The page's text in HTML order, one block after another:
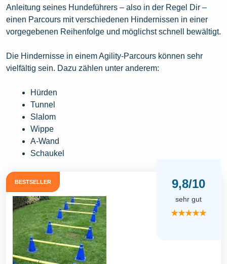
Anleitung seines Hundeführers – also in der Regel Dir –
einen Parcours mit verschiedenen Hindernissen in einer
vorgegebenen Reihenfolge und möglichst schnell bewältigt.
Die Hindernisse in einem Agility-Parcours können sehr
vielfältig sein. Dazu zählen unter anderem:
Hürden
Tunnel
Slalom
Wippe
A-Wand
Schaukel
BESTSELLER 9,8/10
sehr gut
★★★★★